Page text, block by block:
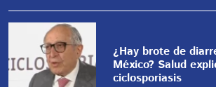
¿Hay brote de
México? Salud
ciclosporiasis